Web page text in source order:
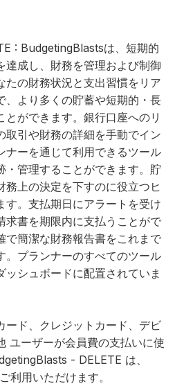
: BudgetingBlastsは、短期的
達成し、財務を管理および制御
たの財務状況と支出習慣をリア
、より多くの貯蓄や短期的・長
ができます。銀行口座へのリ
取引や財務の詳細を手動でイン
ナーを通じて利用できるツール
・管理することができます。貯
務上の決定を下すのに役立つヒ
す。支払期日にアラートを受け
求書を期限内に支払うことがで
で簡潔な財務報告書をこれまで
。プランナーのすべてのツール
シュボードに配置されていま
ード、クレジットカード、デビ
ユーザーが会員費の支払いに使
- DELETE は、
用いただけます。